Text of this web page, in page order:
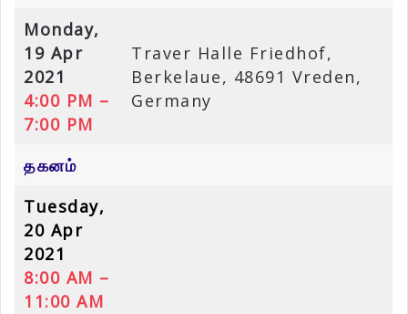
Monday,
19 Apr
2021
4:00 PM –
7:00 PM
Traver Halle Friedhof,
Berkelaue, 48691 Vreden,
Germany
தகனம்
Tuesday,
20 Apr
2021
8:00 AM –
11:00 AM